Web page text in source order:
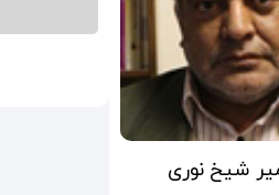
شیخ نوری